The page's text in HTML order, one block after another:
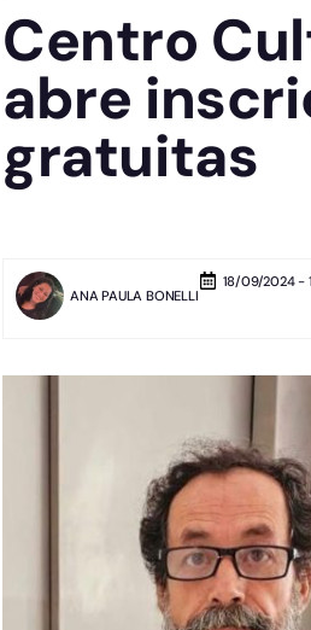
Centro
abre
gratuitas
ANA PAULA BONELLI
18/09/2024 -